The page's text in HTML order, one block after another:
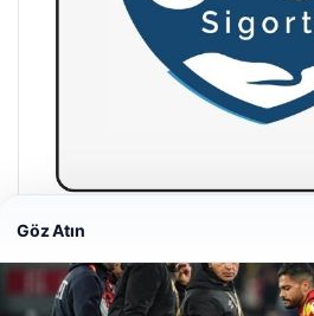
Hastaş Beton
26/05/2026
Göz Atın